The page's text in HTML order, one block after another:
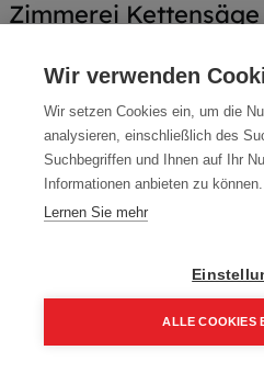
Zimmerei Kettensäge
5.289,00€
6.346,80 € inkl. Mwst
5.289,00 € / Stk.
In den
Wir verwenden
Wir setzen Cookies ein, um die
analysieren, einschließlich des
Suchbegriffen und Ihnen auf Ihr
Informationen anbieten zu können.
Lernen Sie mehr
ALLE COOKIES